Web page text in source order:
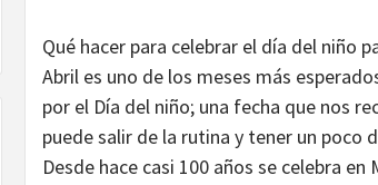
Qué hacer para celebrar el día del niño
Abril es uno de los meses más
por el Día del niño; una fecha que nos
puede salir de la rutina y tener un poco
Desde hace casi 100 años se celebra